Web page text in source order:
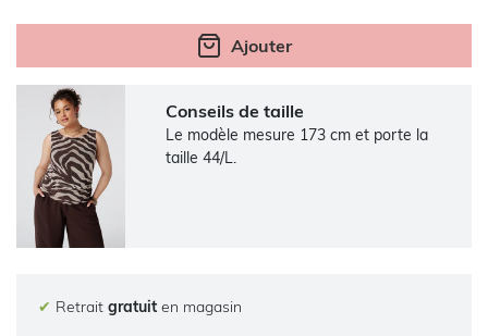
Ajouter
Conseils de taille
Le modèle mesure 173 cm et porte la
taille 44/L.
✔ Retrait gratuit en magasin